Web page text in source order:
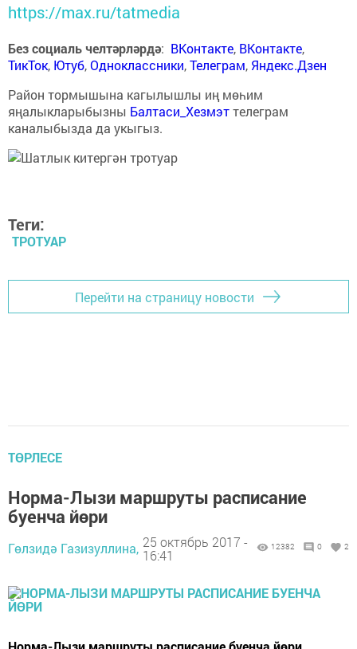
https://max.ru/tatmedia
Без социаль челтәрләрдә: ВКонтакте, ВКонтакте,
ТикТок, Ютуб,Одноклассники,Телеграм, Яндекс.Дзен
Район тормышына кагылышлы иң мөһим
яңалыкларыбызны Балтаси_Хезмэттелеграм
каналыбызда да укыгыз.
Теги:
ТРОТУАР
Перейти на страницу новости
ТӨРЛЕСЕ
Норма-Лызи маршруты расписание
буенча йөри
Гөлзидә Газизуллина, 25 октябрь 2017 -
16:41
12382 0 2